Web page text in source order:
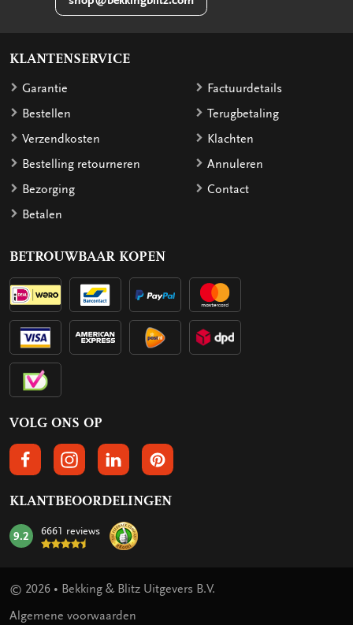
KLANTENSERVICE
Garantie
Bestellen
Verzendkosten
Bestelling retourneren
Bezorging
Betalen
Factuurdetails
Terugbetaling
Klachten
Annuleren
Contact
BETROUWBAAR KOPEN
VOLG ONS OP
VOLGS ONS OP FACEBOOK
VOLG ONS OP INSTAGRAM
VOLG ONS OP LINKEDIN
VOLG ONS OP PINTEREST
KLANTBEOORDELINGEN
mark:
9.2 6661 reviews
© 2026 • Bekking & Blitz Uitgevers B.V.
Algemene voorwaarden